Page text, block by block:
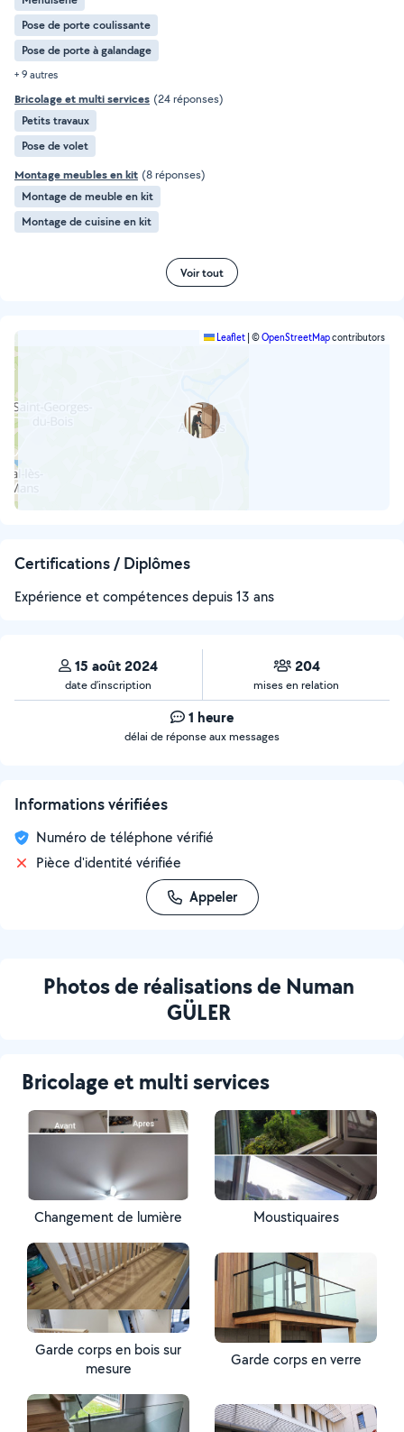
Pose de porte coulissante
Pose de porte à galandage
+ 9 autres
Bricolage et multi services (24 réponses)
Petits travaux
Pose de volet
Montage meubles en kit (8 réponses)
Montage de meuble en kit
Montage de cuisine en kit
Voir tout
Leaflet ©OpenStreetMapcontributors
Certifications / Diplômes
Expérience et compétences depuis 13 ans
15 août 2024
date d’inscription
204
mises en relation
1 heure
délai de réponse aux messages
Informations vérifiées
Numéro de téléphone vérifié
Pièce d'identité vérifiée
Appeler
Photos de réalisations de Numan
GÜLER
Bricolage et multi services
Changement de lumière Moustiquaires
Garde corps en bois sur
mesure
Garde corps en verre